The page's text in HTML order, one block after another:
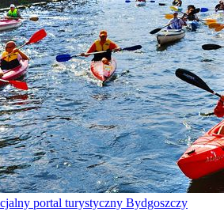
portal turystyczny Bydgoszczy